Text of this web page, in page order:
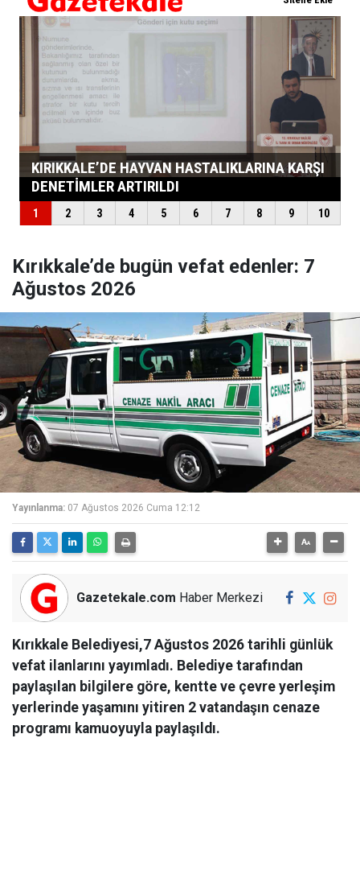
Kırıkkale’de bugün vefat edenler: 7
Ağustos 2026
Yayınlanma: 07 Ağustos 2026 Cuma 12:12
Gazetekale.com Haber Merkezi
Kırıkkale Belediyesi,7 Ağustos 2026 tarihli günlük
vefat ilanlarını yayımladı. Belediye tarafından
paylaşılan bilgilere göre, kentte ve çevre yerleşim
yerlerinde yaşamını yitiren 2 vatandaşın cenaze
programı kamuoyuyla paylaşıldı.